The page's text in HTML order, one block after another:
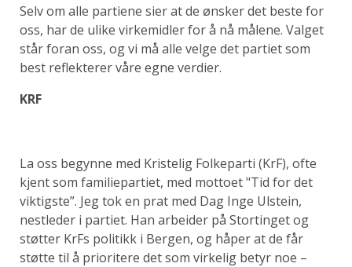
Selv om alle partiene sier at de ønsker det beste for
oss, har de ulike virkemidler for å nå målene. Valget
står foran oss, og vi må alle velge det partiet som
best reflekterer våre egne verdier.
KRF
La oss begynne med Kristelig Folkeparti (KrF), ofte
kjent som familiepartiet, med mottoet "Tid for det
viktigste”. Jeg tok en prat med Dag Inge Ulstein,
nestleder i partiet. Han arbeider på Stortinget og
støtter KrFs politikk i Bergen, og håper at de får
støtte til å prioritere det som virkelig betyr noe –